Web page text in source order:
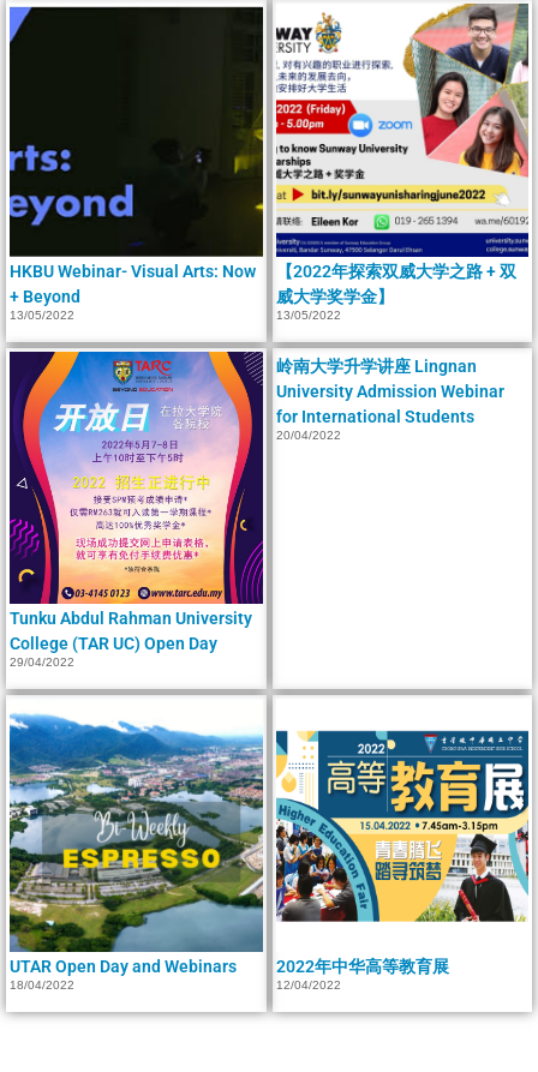
HKBU Webinar- Visual Arts: Now
+ Beyond
13/05/2022
【2022年探索双威大学之路 + 双
威大学奖学金】
13/05/2022
Tunku Abdul Rahman University
College (TAR UC) Open Day
29/04/2022
岭南大学升学讲座 Lingnan
University Admission Webinar
for International Students
20/04/2022
UTAR Open Day and Webinars
18/04/2022
2022年中华高等教育展
12/04/2022